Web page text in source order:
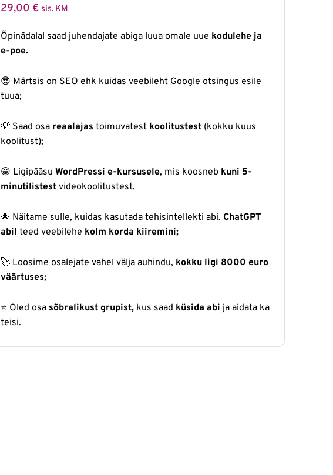
29,00 € sis. KM
Õpinädalal saad juhendajate abiga luua omale uue kodulehe ja
e-poe.
😎 Märtsis on SEO ehk kuidas veebileht Google otsingus esile
tuua;
💡 Saad osa reaalajas toimuvatest koolitustest (kokku kuus
koolitust);
😀 LigipääsuWordPressi e-kursusele, mis koosneb kuni 5-
minutilistestvideokoolitustest.
🌟 Näitame sulle, kuidas kasutada tehisintellekti abi. ChatGPT
abil teed veebilehe kolm korda kiiremini;
🚀 Loosime osalejate vahel välja auhindu, kokku ligi 8000 euro
väärtuses;
⭐ Oled osa sõbralikust grupist, kus saad küsida abi ja aidata ka
teisi.